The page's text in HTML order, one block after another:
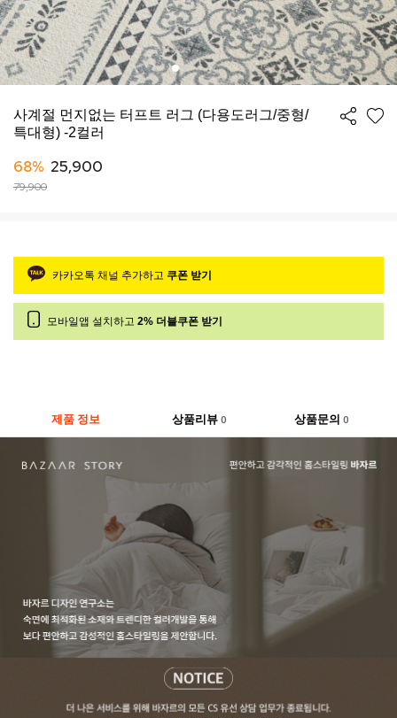
사계절 먼지없는 터프트 러그 (다용도러그/중형/
특대형) -2컬러
68% 25,900
79,900
카카오톡 채널 추가하고 쿠폰 받기
모바일앱 설치하고 2% 더블쿠폰 받기
제품 정보 상품리뷰 0 상품문의0